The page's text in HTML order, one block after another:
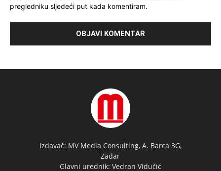
pregledniku sljedeći put kada komentiram.
Izdavač: MV Media Consulting, A. Barca 3G,
Zadar
Glavni urednik: Vedran Vidučić